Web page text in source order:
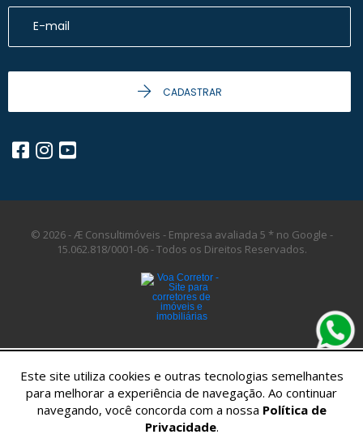
CADASTRAR
© 2026 - Æ Consultimóveis - Empresa avaliada 5 * no Google -
15.062.818/0001-06 -Todos os Direitos Reservados.
Este site utiliza cookies e outras tecnologias semelhantes
para melhorar a experiência de navegação. Ao continuar
navegando, você concorda com a nossa Política de
Privacidade.